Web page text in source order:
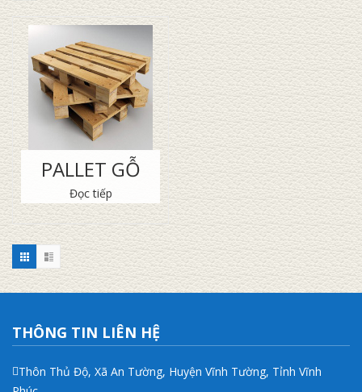
PALLET GỖ
Đọc tiếp
THÔNG TIN LIÊN HỆ
Thôn Thủ Độ, Xã An Tường, Huyện Vĩnh Tường, Tỉnh Vĩnh